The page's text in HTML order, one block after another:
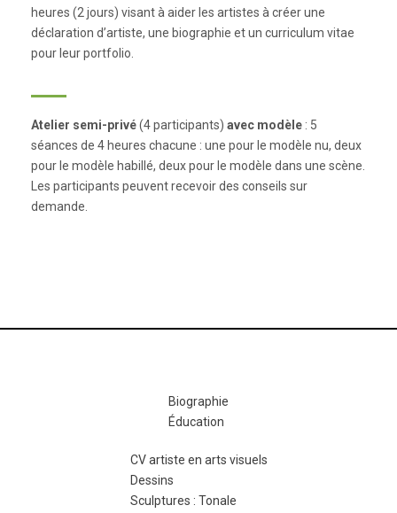
heures (2 jours) visant à aider les artistes à créer une
déclaration d’artiste, une biographie et un curriculum vitae
pour leur portfolio.
Atelier semi-privé(4 participants) avec modèle : 5
séances de 4 heures chacune : une pour le modèle nu, deux
pour le modèle habillé, deux pour le modèle dans une scène.
Les participants peuvent recevoir des conseils sur
demande.
Biographie
Éducation
CV artiste en arts visuels
Dessins
Sculptures : Tonale